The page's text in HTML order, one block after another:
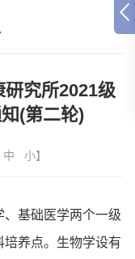
究所2021级
(第二轮)
中 小】
基础医学两个一级
养点。生物学设有